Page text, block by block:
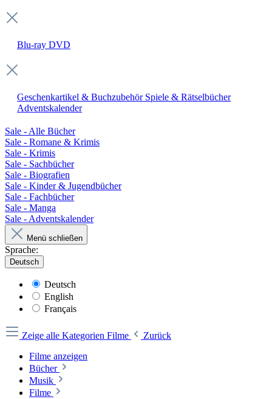
Blu-ray DVD
Geschenkartikel & Buchzubehör Spiele & Rätselbücher
Adventskalender
Sale - Alle Bücher
Sale - Romane & Krimis
Sale - Krimis
Sale - Sachbücher
Sale - Biografien
Sale - Kinder & Jugendbücher
Sale - Fachbücher
Sale - Manga
Sale - Adventskalender
Menü schließen
Sprache:
Deutsch
Deutsch
English
Français
Zeige alle Kategorien Filme
Zurück
Filme anzeigen
Bücher
Musik
Filme